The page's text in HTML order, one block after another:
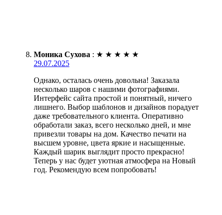
Моника Сухова : ★ ★ ★ ★ ★
29.07.2025
Однако, осталась очень довольна! Заказала
несколько шаров с нашими фотографиями.
Интерфейс сайта простой и понятный, ничего
лишнего. Выбор шаблонов и дизайнов порадует
даже требовательного клиента. Оперативно
обработали заказ, всего несколько дней, и мне
привезли товары на дом. Качество печати на
высшем уровне, цвета яркие и насыщенные.
Каждый шарик выглядит просто прекрасно!
Теперь у нас будет уютная атмосфера на Новый
год. Рекомендую всем попробовать!